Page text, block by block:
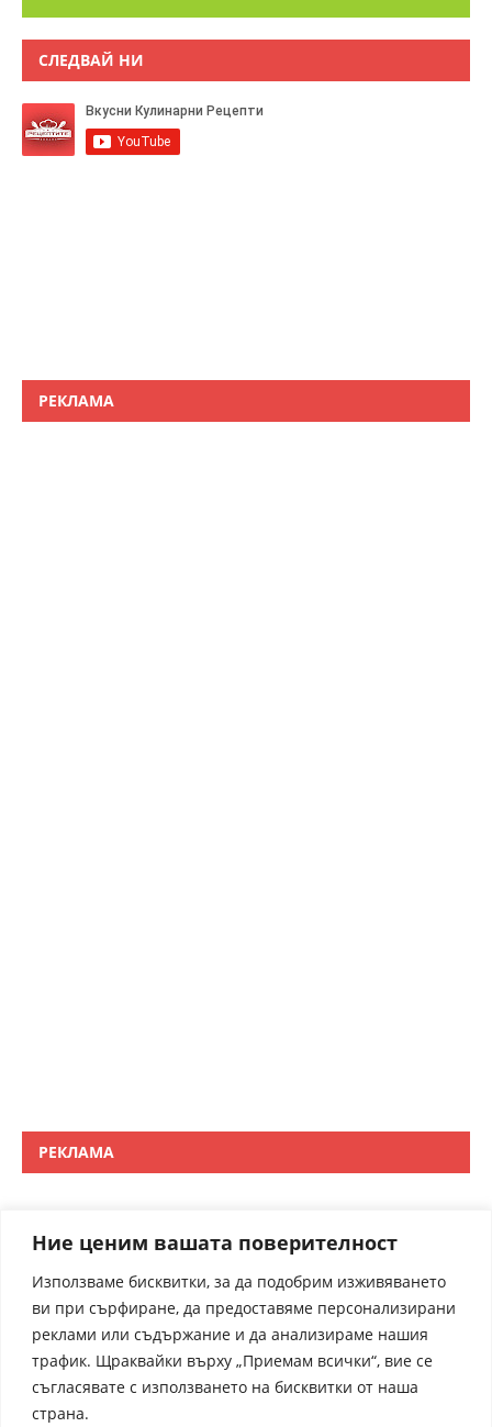
Ние ценим вашата поверителност
Използваме бисквитки, за да подобрим изживяването
ви при сърфиране, да предоставяме персонализирани
реклами или съдържание и да анализираме нашия
трафик. Щраквайки върху „Приемам всички“, вие се
съгласявате с използването на бисквитки от наша
страна.
СЛЕДВАЙ НИ
РЕКЛАМА
РЕКЛАМА